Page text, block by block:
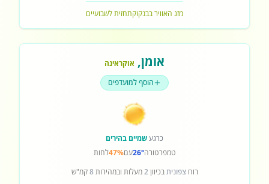
מזג האוויר בבנקוקתחזית לשבועיים
אומן, אוקראינה
הוסף למועדפים
כרגעשמיים בהירים
טמפרטורה26°עם47%לחות
רוחצפוניתבכיוון2מעלות ובמהירות8קמ"ש